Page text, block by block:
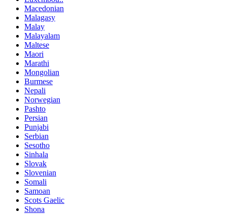
Macedonian
Malagasy
Malay
Malayalam
Maltese
Maori
Marathi
Mongolian
Burmese
Nepali
Norwegian
Pashto
Persian
Punjabi
Serbian
Sesotho
Sinhala
Slovak
Slovenian
Somali
Samoan
Scots Gaelic
Shona